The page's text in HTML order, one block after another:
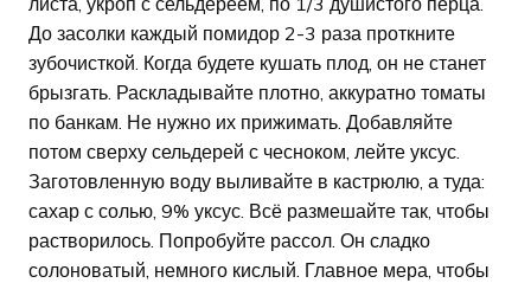
До засолки каждый помидор 2-3 раза проткните
зубочисткой. Когда будете кушать плод, он не станет
брызгать. Раскладывайте плотно, аккуратно томаты
по банкам. Не нужно их прижимать. Добавляйте
потом сверху сельдерей с чесноком, лейте уксус.
Заготовленную воду выливайте в кастрюлю, а туда:
сахар с солью, 9% уксус. Всё размешайте так, чтобы
растворилось. Попробуйте рассол. Он сладко
солоноватый, немного кислый. Главное мера, чтобы